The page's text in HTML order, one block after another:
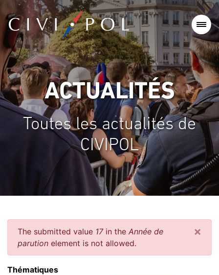
ACTUALITÉS
Toutes les actualités de
CIVIPOL
×
Message
d'erreur
The submitted value 17in the Année de
parution element is not allowed.
Thématiques